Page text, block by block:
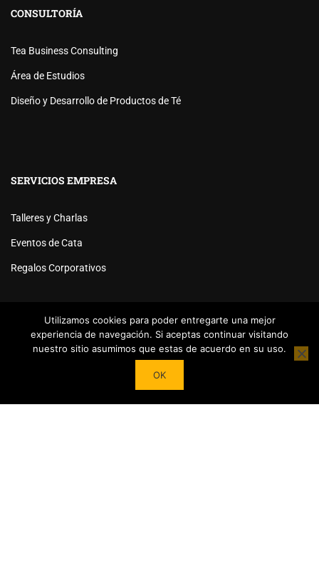
CONSULTORÍA
Tea Business Consulting
Área de Estudios
Diseño y Desarrollo de Productos de Té
SERVICIOS EMPRESA
Talleres y Charlas
Eventos de Cata
Regalos Corporativos
Powered byTea Institute Latinoamérica ® 2026. Todos Los
Utilizamos cookies para poder entregarte una mejor
experiencia de navegación. Si aceptas continuar visitando
nuestro sitio asumimos que estas de acuerdo en su uso.
OK